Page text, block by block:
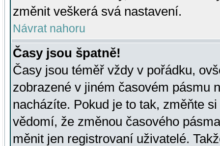
změnit veškerá svá nastavení.
Návrat nahoru
Časy jsou špatně!
Časy jsou téměř vždy v pořádku,
zobrazené v jiném časovém pásmu
nacházíte. Pokud je to tak, změňte
vědomí, že změnou časového
měnit jen registrovaní uživatelé.